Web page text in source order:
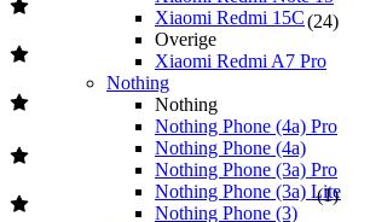
Xiaomi Redmi 15C
Overige
Xiaomi Redmi A7 Pro
Nothing
Nothing
Nothing Phone (4a) Pro
Nothing Phone (4a)
Nothing Phone (3a) Pro
Nothing Phone (3a) Lite
Nothing Phone (3)
(24)
(1)